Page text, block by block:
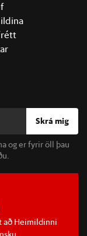
Skrá mig
og er fyrir öll þau
að Heimildinni